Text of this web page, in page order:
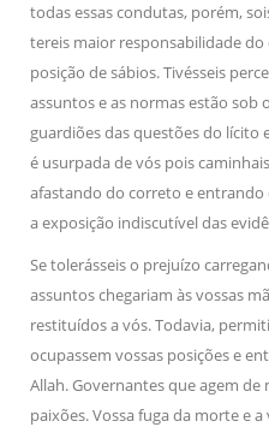
todas essas condutas, porém,
tereis maior responsabilidade
posição de sábios. Tivésseis
assuntos e as normas estão sob
guardiões das questões do lícito
é usurpada de vós pois
afastando do correto e
a exposição indiscutível das
Se tolerásseis o prejuízo
assuntos chegariam às vossas
restituídos a vós. Todavia,
ocupassem vossas posições e
Allah. Governantes que agem
paixões. Vossa fuga da morte e